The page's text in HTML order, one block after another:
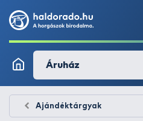
Áruház
Ajándéktárgyak